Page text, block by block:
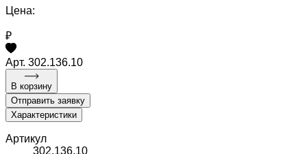
Цена:
₽
Арт. 302.136.10
В корзину
Отправить заявку
Характеристики
Артикул
302.136.10